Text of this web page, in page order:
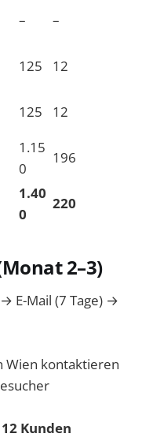
–
–
125
12
125 12
1.15
0
196
1.40
0
220
2–3)
E-Mail (7 Tage) →
Wien kontaktieren
12 Kunden